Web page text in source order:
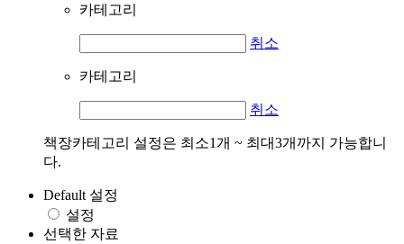
카테고리
취소
카테고리
취소
책장카테고리 설정은 최소1개 ~ 최대3개까지 가능합니
다.
Default 설정
설정
선택한 자료